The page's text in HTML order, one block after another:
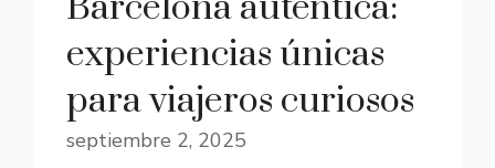
experiencias únicas
para viajeros curiosos
septiembre 2, 2025